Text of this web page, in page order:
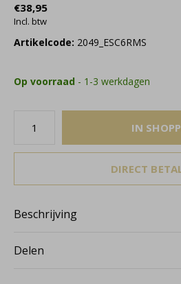
€38,95
Incl. btw
Artikelcode: 2049_ESC6RMS
Op voorraad - 1-3 werkdagen
IN
DIRECT
Beschrijving
Delen